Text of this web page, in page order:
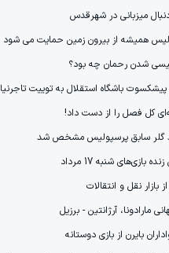
میزبانی در شهرقدس
همیشه از بیرون زمین حمایت می شود
شدن رحمان چه بود؟
باشگاه استقلال به توییت تاجرنیا
کل فصل را از دست داد!
گلر سابق پرسپولیس مشخص شد
شنبه 17 مرداد
بازار نقل و انتقالات
مارادونا، آرژانتین - برزیل
بایرن از بازی دوستانه